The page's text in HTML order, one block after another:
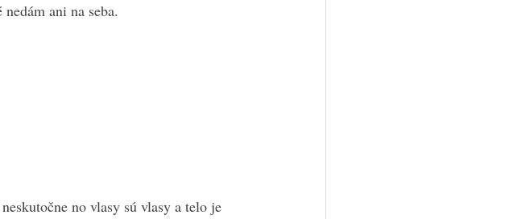
ani na seba.
no vlasy sú vlasy a telo je